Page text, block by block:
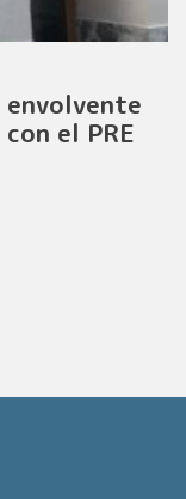
envolvente
el PRE